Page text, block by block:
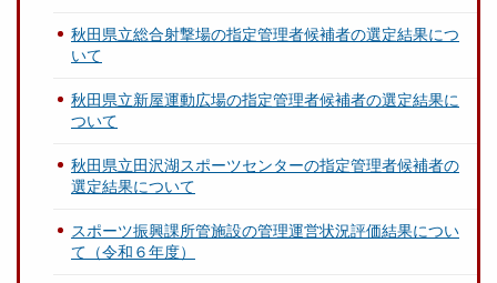
秋田県立総合射撃場の指定管理者候補者の選定結果につ
いて
秋田県立新屋運動広場の指定管理者候補者の選定結果に
ついて
秋田県立田沢湖スポーツセンターの指定管理者候補者の
選定結果について
スポーツ振興課所管施設の管理運営状況評価結果につい
て（令和６年度）